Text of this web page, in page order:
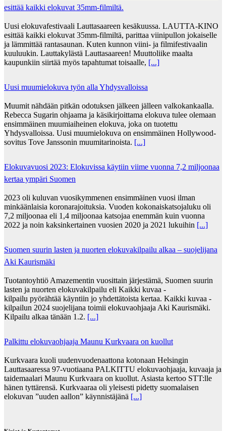
esittää kaikki elokuvat 35mm-filmiltä.
Uusi elokuvafestivaali Lauttasaareen kesäkuussa. LAUTTA-KINO
esittää kaikki elokuvat 35mm-filmiltä, parittaa viinipullon jokaiselle
ja lämmittää rantasaunan. Kuten kunnon viini- ja filmifestivaalin
kuuluukin. Lauttakylästä Lauttasaareen! Muuttoliike maalta
kaupunkiin siirtää myös tapahtumat toisaalle, [...]
Uusi muumielokuva työn alla Yhdysvalloissa
Muumit nähdään pitkän odotuksen jälkeen jälleen valkokankaalla.
Rebecca Sugarin ohjaama ja käsikirjoittama elokuva tulee olemaan
ensimmäinen muumiaiheinen elokuva, joka on tuotettu
Yhdysvalloissa. Uusi muumielokuva on ensimmäinen Hollywood-
sovitus Tove Janssonin muumitarinoista. [...]
Elokuvavuosi 2023: Elokuvissa käytiin viime vuonna 7,2 miljoonaa
kertaa ympäri Suomen
2023 oli kuluvan vuosikymmenen ensimmäinen vuosi ilman
minkäänlaisia koronarajoituksia. Vuoden kokonaiskatsojaluku oli
7,2 miljoonaa eli 1,4 miljoonaa katsojaa enemmän kuin vuonna
2022 ja noin kaksinkertainen vuosien 2020 ja 2021 lukuihin [...]
Suomen suurin lasten ja nuorten elokuvakilpailu alkaa – suojelijana
Aki Kaurismäki
Tuotantoyhtiö Amazementin vuosittain järjestämä, Suomen suurin
lasten ja nuorten elokuvakilpailu eli Kaikki kuvaa -
kilpailu pyörähtää käyntiin jo yhdettätoista kertaa. Kaikki kuvaa -
kilpailun 2024 suojelijana toimii elokuvaohjaaja Aki Kaurismäki.
Kilpailu alkaa tänään 1.2. [...]
Palkittu elokuvaohjaaja Maunu Kurkvaara on kuollut
Kurkvaara kuoli uudenvuodenaattona kotonaan Helsingin
Lauttasaaressa 97-vuotiaana PALKITTU elokuvaohjaaja, kuvaaja ja
taidemaalari Maunu Kurkvaara on kuollut. Asiasta kertoo STT:lle
hänen tyttärensä. Kurkvaaraa oli yleisesti pidetty suomalaisen
elokuvan ”uuden aallon” käynnistäjänä [...]